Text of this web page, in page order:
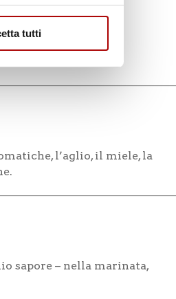
tutti
l’aglio, il miele, la
sapore – nella marinata,